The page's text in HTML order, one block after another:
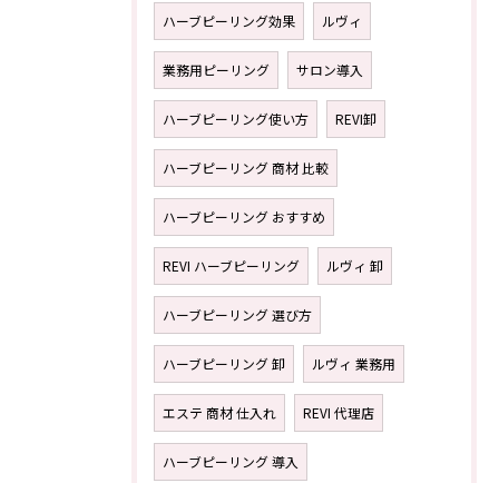
ハーブピーリング効果 ルヴィ
業務用ピーリング サロン導入
ハーブピーリング使い方 REVI卸
ハーブピーリング 商材 比較
ハーブピーリング おすすめ
REVI ハーブピーリング ルヴィ 卸
ハーブピーリング 選び方
ハーブピーリング 卸 ルヴィ 業務用
エステ 商材 仕入れ REVI 代理店
ハーブピーリング 導入